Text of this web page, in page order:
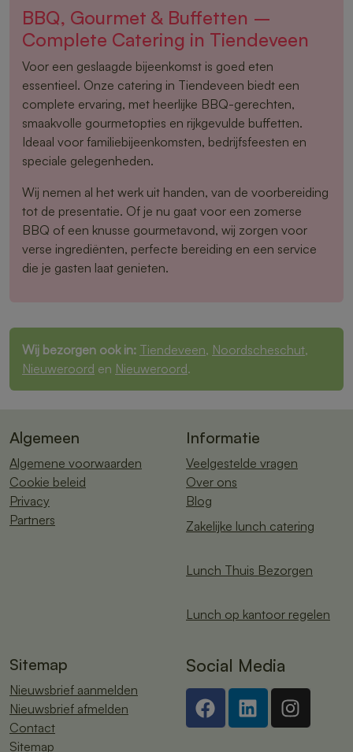
BBQ, Gourmet & Buffetten –
Complete Catering in Tiendeveen
Voor een geslaagde bijeenkomst is goed eten
essentieel. Onze catering in Tiendeveen biedt een
complete ervaring, met heerlijke BBQ-gerechten,
smaakvolle gourmetopties en rijkgevulde buffetten.
Ideaal voor familiebijeenkomsten, bedrijfsfeesten en
speciale gelegenheden.
Wij nemen al het werk uit handen, van de voorbereiding
tot de presentatie. Of je nu gaat voor een zomerse
BBQ of een knusse gourmetavond, wij zorgen voor
verse ingrediënten, perfecte bereiding en een service
die je gasten laat genieten.
Wij bezorgen ook in: Tiendeveen, Noordscheschut,
Nieuweroord en Nieuweroord.
Algemeen
Algemene voorwaarden
Cookie beleid
Privacy
Partners
Informatie
Veelgestelde vragen
Over ons
Blog
Zakelijke lunch catering
Lunch Thuis Bezorgen
Lunch op kantoor regelen
Sitemap
Nieuwsbrief aanmelden
Nieuwsbrief afmelden
Contact
Sitemap
Social Media